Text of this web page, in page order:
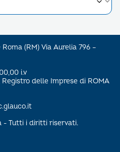
Roma (RM) Via Aurelia 796 –
i.v
Registro delle Imprese di ROMA
- Tutti i diritti riservati.